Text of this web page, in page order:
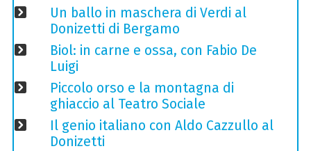
Un ballo in maschera di Verdi al
Donizetti di Bergamo
Biol: in carne e ossa, con Fabio De
Luigi
Piccolo orso e la montagna di
ghiaccio al Teatro Sociale
Il genio italiano con Aldo Cazzullo al
Donizetti